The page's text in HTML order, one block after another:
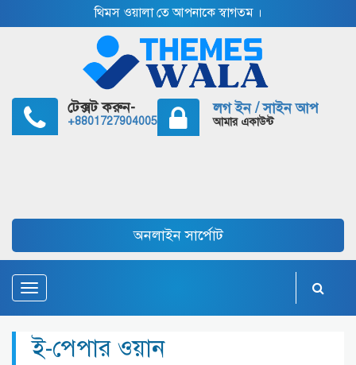
থিমস ওয়ালা তে আপনাকে স্বাগতম ।
টেক্সট করুন-
+8801727904005
লগ ইন / সাইন আপ
আমার একাউন্ট
অনলাইন সার্পোট
Toggle
ই-পেপার ওয়ান